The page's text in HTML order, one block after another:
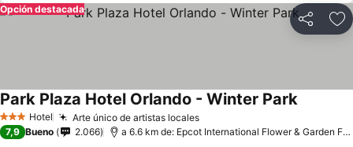
Compartir
Opción destacada
3 Estrellas
Hotel Arte único de artistas locales
Park Plaza Hotel Orlando - Winter Park
7,9 Bueno 2.066 a 6.6 km de: Epcot International Flower & Garden Festival